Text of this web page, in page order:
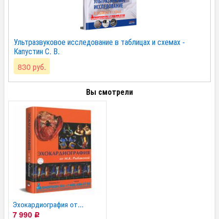
Ультразвуковое исследование в таблицах и схемах -
Капустин С. В.
830 руб.
Вы смотрели
Эхокардиография от...
7 990 Р